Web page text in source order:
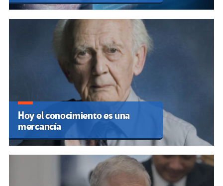
Hoy el conocimiento es una
mercancía